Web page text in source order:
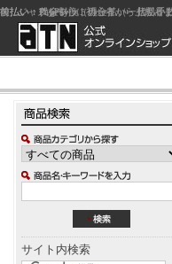
ジャズを中心に初心者から上級者
サイト内検索
前払い：クレジットカード（一括払い
後払い：代金引換（現金払い・代引手
前払い：PayPay